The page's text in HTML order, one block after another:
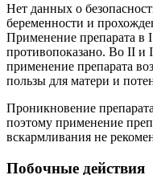
Нет данных о
беременности и
Применение препарата в
противопоказано. Во II и
применение препарата
пользы для матери и
Проникновение
поэтому применение
вскармливания не
Побочные действия